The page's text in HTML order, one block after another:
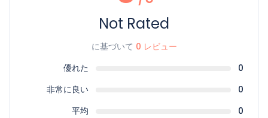
Not Rated
に基づいて 0 レビュー
優れた
0
非常に良い
0
平均
0